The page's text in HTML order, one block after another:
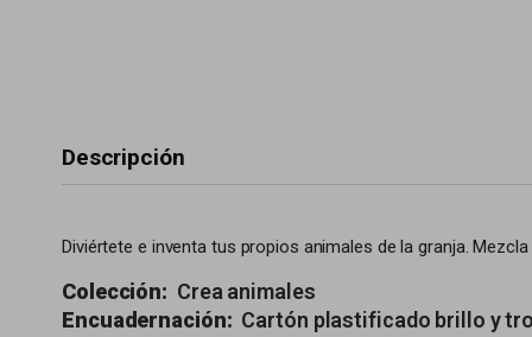
Descripción
Diviértete e inventa tus propios animales de la granja.
Colección: Crea animales
Encuadernación: Cartón plastificado brillo y